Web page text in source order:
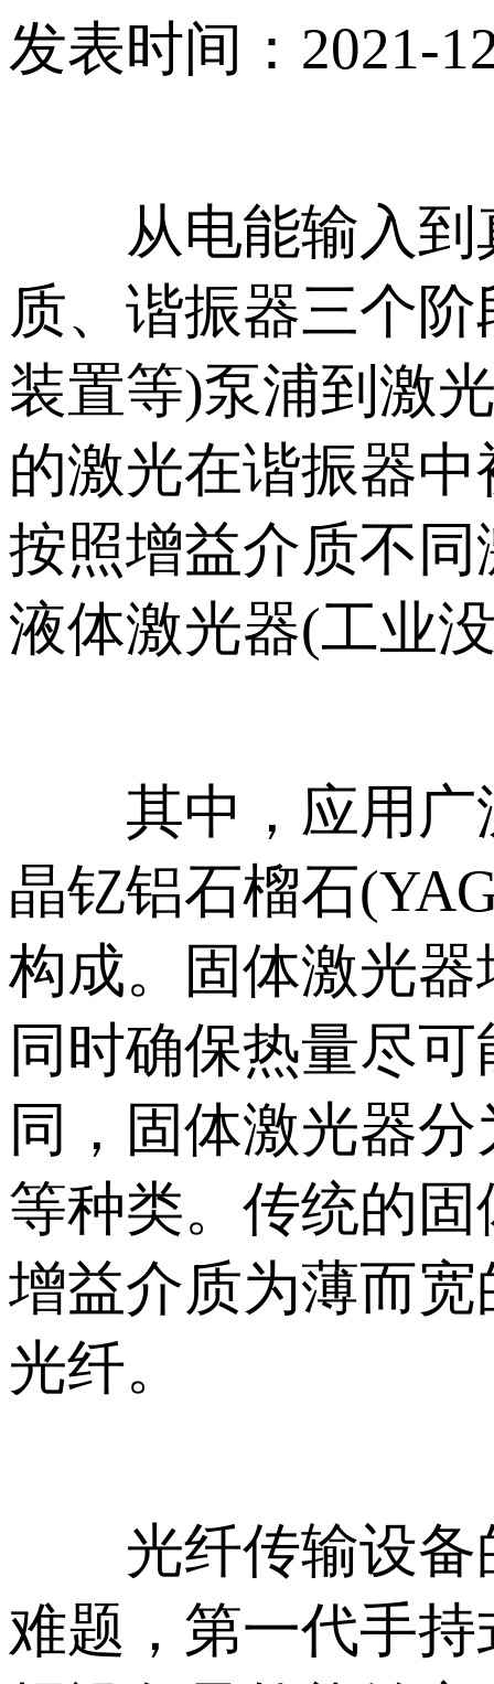
发表时间：2021-
从电能输入到
质、谐振器三个
装置等)泵浦到激
的激光在谐振器
按照增益介质不
液体激光器(工业
其中，应用广
晶钇铝石榴石
构成。固体激光
同时确保热量尽
同，固体激光器
等种类。传统的
增益介质为薄而
光纤。
光纤传输设备
难题，第一代手